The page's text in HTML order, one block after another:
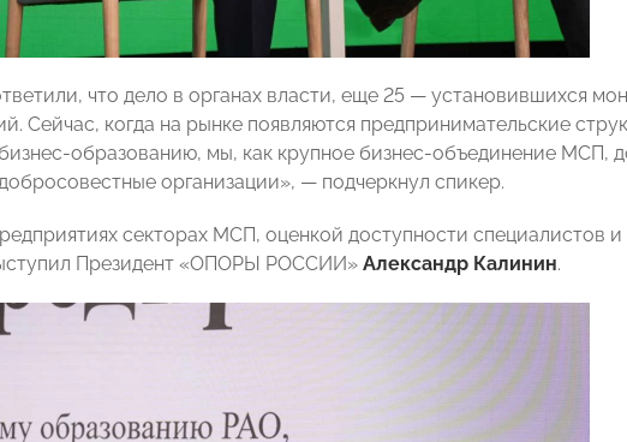
что дело в органах власти, еще 25 — установившихся
Сейчас, когда на рынке появляются предпринимательские
образованию, мы, как крупное бизнес-объединение МСП,
организации», — подчеркнул спикер.
секторах МСП, оценкой доступности специалистов
Президент «ОПОРЫ РОССИИ» Александр Калинин.